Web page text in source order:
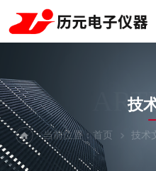
技
当前位置：首页 技术